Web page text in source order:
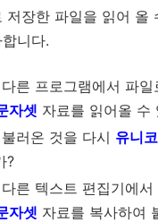
저장한 파일을 읽어 올
니다.
른 프로그램에서 파일
자셋 자료를 읽어올 수
러온 것을 다시 유니
?
른 텍스트 편집기에서
자셋 자료를 복사하여